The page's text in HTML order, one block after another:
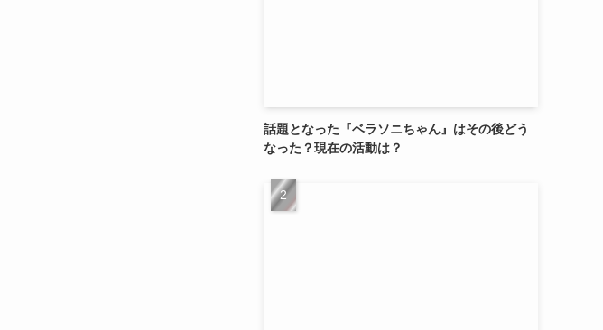
話題となった『ベラソニちゃん』はその後どう
なった？現在の活動は？